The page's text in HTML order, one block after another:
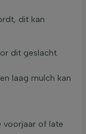
dit kan
dit geslacht.
laag mulch kan
voorjaar of late